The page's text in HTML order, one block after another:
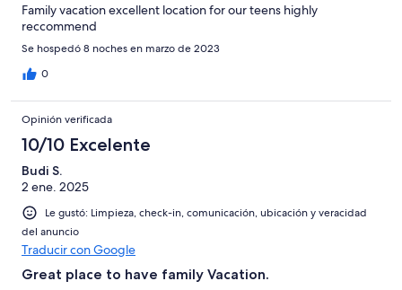
Family vacation excellent location for our teens highly
reccommend
Se hospedó 8 noches en marzo de 2023
0
Opinión verificada
10/10 Excelente
Budi S.
2 ene. 2025
Le gustó: Limpieza, check-in, comunicación, ubicación y veracidad
del anuncio
Traducir con Google
Great place to have family Vacation.